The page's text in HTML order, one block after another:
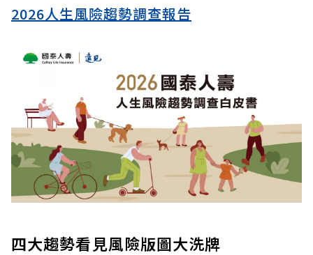
2026人生風險趨勢調查報告
四大趨勢看見風險版圖大洗牌